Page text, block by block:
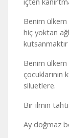
Benim
hiç yoktan
Benim
çocuklarının
siluetlere.
Bir ilmin
Ay doğmaz